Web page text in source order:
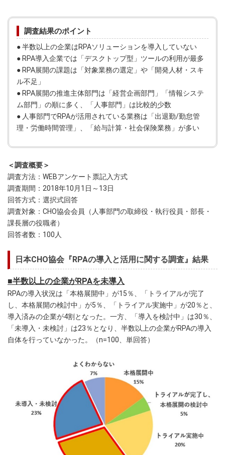
調査結果のポイント
● 半数以上の企業はRPAソリューションを導入していない
● RPA導入企業では「デスクトップ型」ツールの利用が最多
● RPA展開の課題は「対象業務の選定」や「開発人材・スキ
ル不足」
● RPA展開の推進主体部門は「経営企画部門」「情報システ
ム部門」の順に多く、「人事部門」は比較的少数
● 人事部門でRPAが活用されている業務は「出退勤/勤怠管
理・労働時間管理」、「給与計算・社会保険業務」が多い
＜調査概要＞
調査方法：WEBアンケート票記入方式
調査期間：2018年10月1日～13日
回答方式：選択式回答
調査対象：CHO協会会員（人事部門の取締役・執行役員・部長・
課長層の役職者）
回答者数：100人
日本CHO協会『RPAの導入と活用に関する調査』結果
■半数以上の企業がRPAを未導入
RPAの導入状況は「本格展開中」が15％、「トライアルが完了
し、本格展開の検討中」が5％、「トライアル実施中」が20％と、
導入済みの企業が4割となった。一方、「導入を検討中」は30％、
「未導入・未検討」は23％となり、半数以上の企業がRPAの導入
自体を行っていなかった。（n=100、単回答）